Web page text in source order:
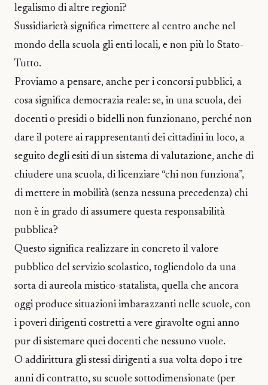
legalismo di altre regioni?
Sussidiarietà significa rimettere al centro anche nel
mondo della scuola gli enti locali, e non più lo Stato-
Tutto.
Proviamo a pensare, anche per i concorsi pubblici, a
cosa significa democrazia reale: se, in una scuola, dei
docenti o presidi o bidelli non funzionano, perché non
dare il potere ai rappresentanti dei cittadini in loco, a
seguito degli esiti di un sistema di valutazione, anche di
chiudere una scuola, di licenziare “chi non funziona”,
di mettere in mobilità (senza nessuna precedenza) chi
non è in grado di assumere questa responsabilità
pubblica?
Questo significa realizzare in concreto il valore
pubblico del servizio scolastico, togliendolo da una
sorta di aureola mistico-statalista, quella che ancora
oggi produce situazioni imbarazzanti nelle scuole, con
i poveri dirigenti costretti a vere giravolte ogni anno
pur di sistemare quei docenti che nessuno vuole.
O addirittura gli stessi dirigenti a sua volta dopo i tre
anni di contratto, su scuole sottodimensionate (per